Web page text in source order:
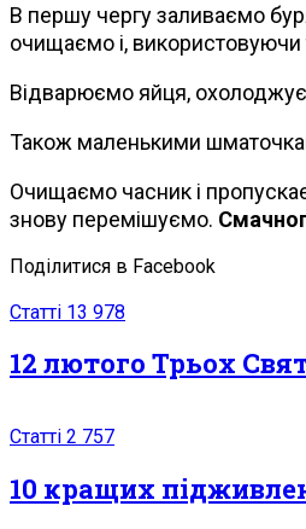
В першу чергу заливаємо
очищаємо і, використовуючи
Відварюємо яйця,
Також маленькими
Очищаємо часник і
знову перемішуємо.
Поділитися в Facebook
Статті 13 978
12 лютого Трьох
Статті 2 757
10 кращих